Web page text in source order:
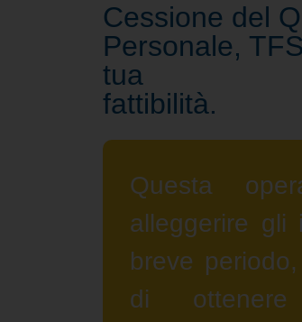
Cessione del
Personale,
tua
fattibilità.
Questa
alleggerire gli
breve
di